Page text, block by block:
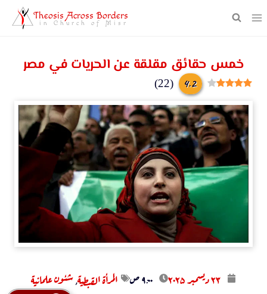
Theosis Across Borders
in Church of Misr
خمس حقائق مقلقة عن الحريات في مصر
4.2
(
22
)
۲۳ ديسمبر ۲۰۲۵ ۹:۰۰ ص المرأة القبطية,شئون علمانية